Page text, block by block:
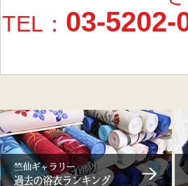
TEL： 03-5202-